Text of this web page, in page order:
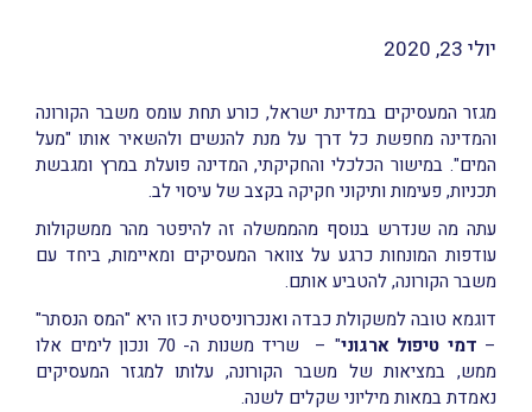
יולי 23, 2020
מגזר המעסיקים במדינת ישראל, כורע תחת עומס משבר הקורונה
והמדינה מחפשת כל דרך על מנת להנשים ולהשאיר אותו "מעל
המים". במישור הכלכלי והחקיקתי, המדינה פועלת במרץ ומגבשת
תכניות, פעימות ותיקוני חקיקה בקצב של עיסוי לב.
עתה מה שנדרש בנוסף מהממשלה זה להיפטר מהר ממשקולות
עודפות המונחות כרגע על צוואר המעסיקים ומאיימות, ביחד עם
משבר הקורונה, להטביע אותם.
דוגמא טובה למשקולת כבדה ואנכרוניסטית כזו היא "המס הנסתר"
– דמי טיפול ארגוני
" – שריד משנות ה- 70 ונכון לימים אלו
ממש, במציאות של משבר הקורונה, עלותו למגזר המעסיקים
נאמדת במאות מיליוני שקלים לשנה.